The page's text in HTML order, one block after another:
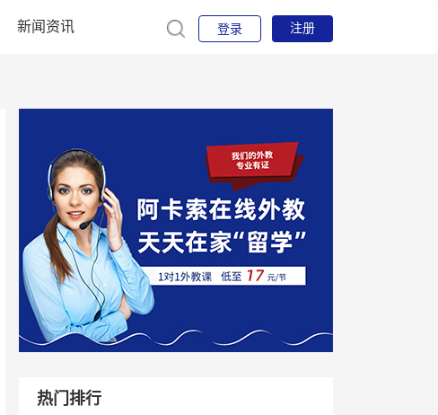
新闻资讯 登录 注册
热门排行